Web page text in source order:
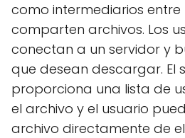
como intermediarios entre
comparten archivos. Los
conectan a un servidor y
que desean descargar. El
proporciona una lista de
el archivo y el usuario
archivo directamente de